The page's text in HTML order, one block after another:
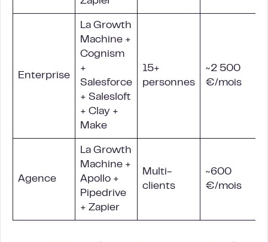
Enterprise
La Growth
Machine +
Cognism
+
Salesforce
+ Salesloft
+ Clay +
Make
15+
personnes
~2 500
€/mois
Agence
La Growth
Machine +
Apollo +
Pipedrive
+ Zapier
Multi-
clients
~600
€/mois